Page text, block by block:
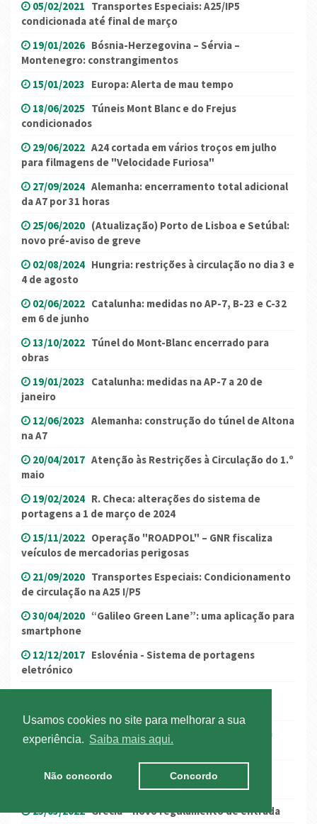
Usamos cookies no site para melhorar a sua
experiência.
Saiba mais aqui.
Não concordo Concordo
05/02/2021 Transportes Especiais: A25/IP5
condicionada até final de março
19/01/2026 Bósnia-Herzegovina – Sérvia –
Montenegro: constrangimentos
15/01/2023 Europa: Alerta de mau tempo
18/06/2025 Túneis Mont Blanc e do Frejus
condicionados
29/06/2022 A24 cortada em vários troços em julho
para filmagens de "Velocidade Furiosa"
27/09/2024 Alemanha: encerramento total adicional
da A7 por 31 horas
25/06/2020 (Atualização) Porto de Lisboa e Setúbal:
novo pré-aviso de greve
02/08/2024 Hungria: restrições à circulação no dia 3 e
4 de agosto
02/06/2022 Catalunha: medidas no AP-7, B-23 e C-32
em 6 de junho
13/10/2022 Túnel do Mont-Blanc encerrado para
obras
19/01/2023 Catalunha: medidas na AP-7 a 20 de
janeiro
12/06/2023 Alemanha: construção do túnel de Altona
na A7
20/04/2017 Atenção às Restrições à Circulação do 1.º
maio
19/02/2024 R. Checa: alterações do sistema de
portagens a 1 de março de 2024
15/11/2022 Operação "ROADPOL" – GNR fiscaliza
veículos de mercadorias perigosas
21/09/2020 Transportes Especiais: Condicionamento
de circulação na A25 I/P5
30/04/2020 “Galileo Green Lane”: uma aplicação para
smartphone
12/12/2017 Eslovénia - Sistema de portagens
eletrónico
30/03/2026
Restrições à circulação na semana da
Páscoa
06/11/2025 Eslováquia: restrição à circulação
25/03/2022 Grécia – novo regulamento de entrada